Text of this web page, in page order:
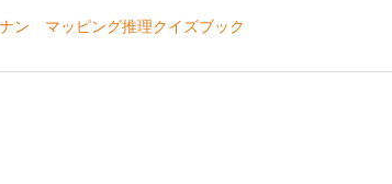
ン マッピング推理クイズブック